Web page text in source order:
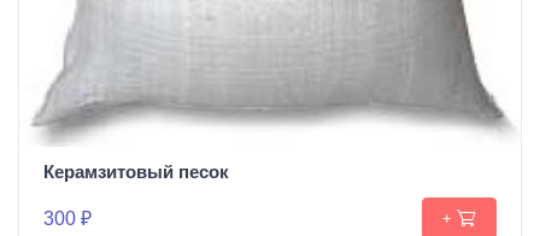
Керамзитовый песок
300 ₽ +